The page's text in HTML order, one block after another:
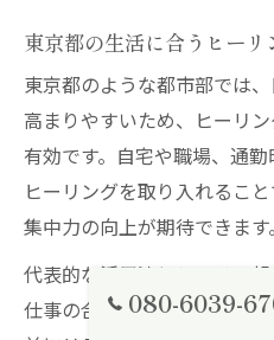
東京都の生活に合うヒーリ
東京都のような都市部では
高まりやすいため、ヒーリ
有効です。自宅や職場、通
ヒーリングを取り入れるこ
集中力の向上が期待できます。
代表的な活用法としては、
仕事の合間に短時間のヒー
080-6039-